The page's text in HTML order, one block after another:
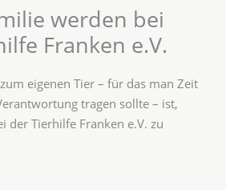
werden bei
Franken e.V.
eigenen Tier – für das man Zeit
tragen sollte – ist,
der Tierhilfe Franken e.V. zu